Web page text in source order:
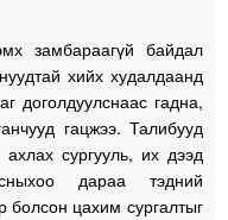
замбараагүй байдал
хийх худалдаанд
доголдуулснаас гадна,
гацжээ. Талибууд
сургууль, их дээд
дараа тэдний
цахим сургалтыг